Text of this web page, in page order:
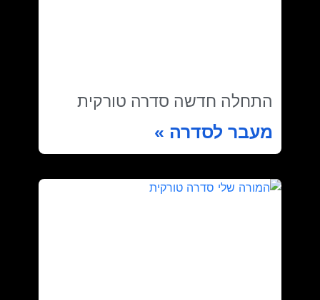
התחלה חדשה סדרה טורקית
מעבר לסדרה »